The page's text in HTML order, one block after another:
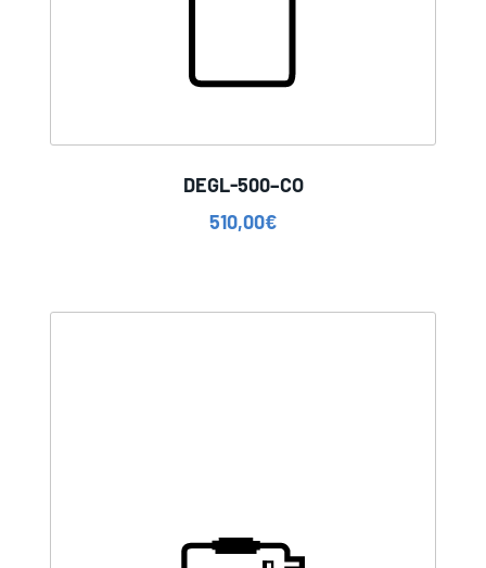
DEGL-500–CO
510,00€